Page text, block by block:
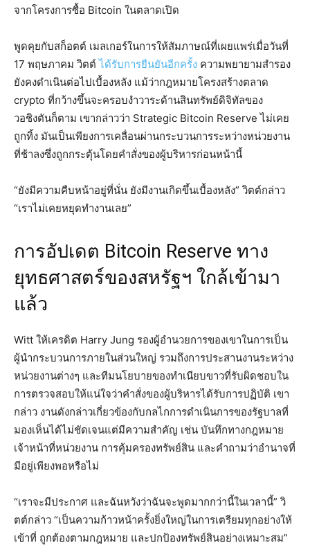
จากโครงการซื้อ Bitcoin ในตลาดเปิด
พูดคุยกับสก็อตต์ เมลเกอร์ในการให้สัมภาษณ์ที่เผยแพร่เมื่อวันที่
17 พฤษภาคม วิตต์ได้รับการยืนยันอีกครั้ง ความพยายามสำรอง
ยังคงดำเนินต่อไปเบื้องหลัง แม้ว่ากฎหมายโครงสร้างตลาด
crypto ที่กว้างขึ้นจะครอบงำวาระด้านสินทรัพย์ดิจิทัลของ
วอชิงตันก็ตาม เขากล่าวว่า Strategic Bitcoin Reserve ไม่เคย
ถูกทิ้ง มันเป็นเพียงการเคลื่อนผ่านกระบวนการระหว่างหน่วยงาน
ที่ช้าลงซึ่งถูกกระตุ้นโดยคำสั่งของผู้บริหารก่อนหน้านี้
“ยังมีความคืบหน้าอยู่ที่นั่น ยังมีงานเกิดขึ้นเบื้องหลัง” วิตต์กล่าว
“เราไม่เคยหยุดทำงานเลย”
การอัปเดต Bitcoin Reserve ทาง
ยุทธศาสตร์ของสหรัฐฯ ใกล้เข้ามา
แล้ว
Witt ให้เครดิต Harry Jung รองผู้อำนวยการของเขาในการเป็น
ผู้นำกระบวนการภายในส่วนใหญ่ รวมถึงการประสานงานระหว่าง
หน่วยงานต่างๆ และทีมนโยบายของทำเนียบขาวที่รับผิดชอบใน
การตรวจสอบให้แน่ใจว่าคำสั่งของผู้บริหารได้รับการปฏิบัติ เขา
กล่าว งานดังกล่าวเกี่ยวข้องกับกลไกการดำเนินการของรัฐบาลที่
มองเห็นได้ไม่ชัดเจนแต่มีความสำคัญ เช่น บันทึกทางกฎหมาย
เจ้าหน้าที่หน่วยงาน การคุ้มครองทรัพย์สิน และคำถามว่าอำนาจที่
มีอยู่เพียงพอหรือไม่
“เราจะมีประกาศ และฉันหวังว่าฉันจะพูดมากกว่านี้ในเวลานี้” วิ
ตต์กล่าว “เป็นความก้าวหน้าครั้งยิ่งใหญ่ในการเตรียมทุกอย่างให้
เข้าที่ ถูกต้องตามกฎหมาย และปกป้องทรัพย์สินอย่างเหมาะสม”